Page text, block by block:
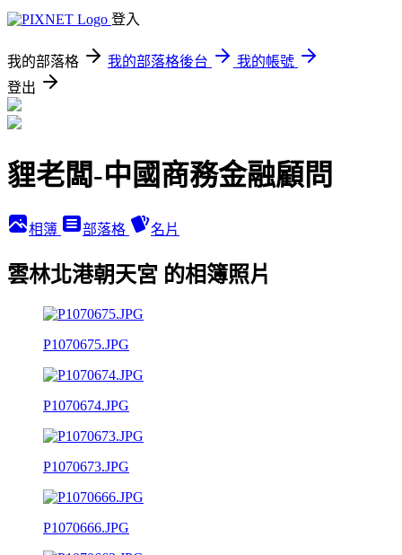
登入
我的部落格 我的部落格後台
我的帳號
登出
貍老闆-中國商務金融顧問
相簿 部落格 名片
雲林北港朝天宮 的相簿照片
P1070675.JPG
P1070674.JPG
P1070673.JPG
P1070666.JPG